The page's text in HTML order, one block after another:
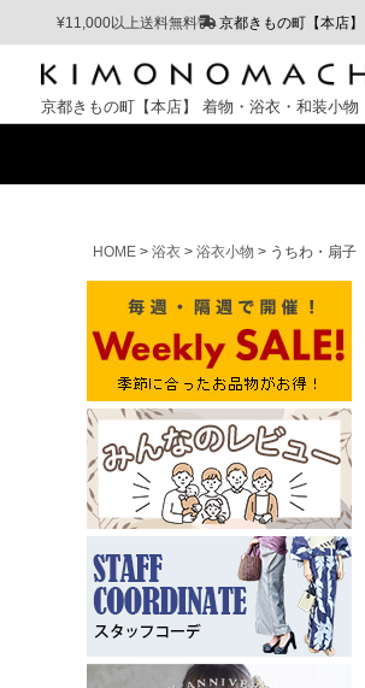
¥11,000以上送料無料 京都きもの町【本店】
京都きもの町【本店】 着物・浴衣・和装小物
HOME
浴衣 浴衣小物 うちわ・扇子